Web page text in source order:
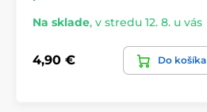
Na sklade, v stredu 12. 8. u vás
4,90 € Do košíka